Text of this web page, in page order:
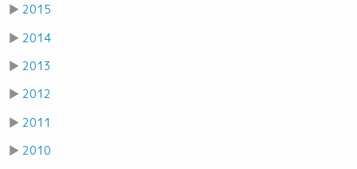
▶ 2015
▶ 2014
▶ 2013
▶ 2012
▶ 2011
▶ 2010